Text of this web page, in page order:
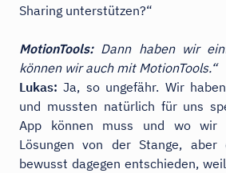
Sharing unterstützen?“
MotionTools: Dann haben wir
können wir auch mit MotionTools.“
Lukas:Ja, so ungefähr. Wir
und mussten natürlich für uns
App können muss und wo wir
Lösungen von der Stange,
bewusst dagegen entschieden,